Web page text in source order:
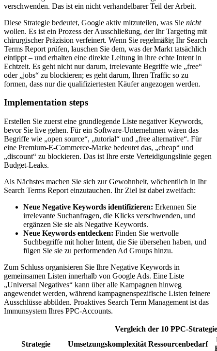
verschwenden. Das ist ein nicht verhandelbarer Teil der Arbeit.
Diese Strategie bedeutet, Google aktiv mitzuteilen, was Sie nicht
wollen. Es ist ein Prozess der Ausschließung, der Ihr Targeting mit
chirurgischer Präzision verfeinert. Wenn Sie regelmäßig Ihr Search
Terms Report prüfen, lauschen Sie dem, was der Markt tatsächlich
eintippt – und erhalten eine direkte Leitung in ihre echte Intent in
Echtzeit. Es geht nicht nur darum, irrelevante Begriffe wie „free“
oder „jobs“ zu blockieren; es geht darum, Ihren Traffic so zu
formen, dass nur die qualifiziertesten Käufer angezogen werden.
Implementation steps
Erstellen Sie zuerst eine grundlegende Liste negativer Keywords,
bevor Sie live gehen. Für ein Software-Unternehmen wären das
Begriffe wie „open source“, „tutorial“ und „free alternative“. Für
eine Premium-E-Commerce-Marke bedeutet das, „cheap“ und
„discount“ zu blockieren. Das ist Ihre erste Verteidigungslinie gegen
Budget-Leaks.
Als Nächstes machen Sie sich zur Gewohnheit, wöchentlich in Ihr
Search Terms Report einzutauchen. Ihr Ziel ist dabei zweifach:
Neue Negative Keywords identifizieren: Erkennen Sie
irrelevante Suchanfragen, die Klicks verschwenden, und
ergänzen Sie sie als Negative Keywords.
Neue Keywords entdecken: Finden Sie wertvolle
Suchbegriffe mit hoher Intent, die Sie übersehen haben, und
fügen Sie sie zu performenden Ad Groups hinzu.
Zum Schluss organisieren Sie Ihre Negative Keywords in
gemeinsamen Listen innerhalb von Google Ads. Eine Liste
„Universal Negatives“ kann über alle Kampagnen hinweg
angewendet werden, während kampagnenspezifische Listen feinere
Ausschlüsse abbilden. Proaktives Search Term Management ist das
Immunsystem Ihres PPC-Accounts.
Vergleich der 10 PPC-
Strategie
Umsetzungskomplexität Ressourcenbedarf